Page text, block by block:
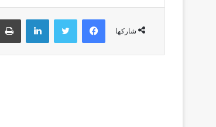
شاركها
فيسبوك تويتر لينكدإن